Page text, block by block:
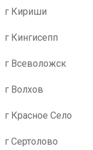
г Кириши
г Кингисепп
г Всеволожск
г Волхов
г Красное Село
г Сертолово